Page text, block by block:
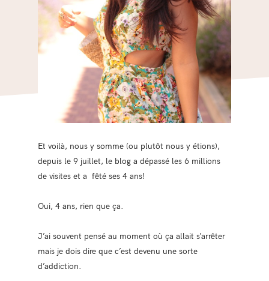
Et voilà, nous y somme (ou plutôt nous y étions),
depuis le 9 juillet, le blog a dépassé les 6 millions
de visites et a fêté ses 4 ans!
Oui, 4 ans, rien que ça.
J’ai souvent pensé au moment où ça allait s’arrêter
mais je dois dire que c’est devenu une sorte
d’addiction.